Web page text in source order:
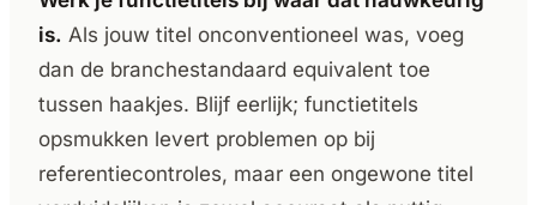
is. Als jouw titel onconventioneel was, voeg
dan de branchestandaard equivalent toe
tussen haakjes. Blijf eerlijk; functietitels
opsmukken levert problemen op bij
referentiecontroles, maar een ongewone titel